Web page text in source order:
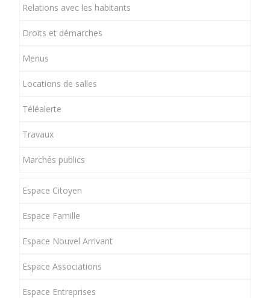
Relations avec les habitants
Droits et démarches
Menus
Locations de salles
Téléalerte
Travaux
Marchés publics
Espace Citoyen
Espace Famille
Espace Nouvel Arrivant
Espace Associations
Espace Entreprises